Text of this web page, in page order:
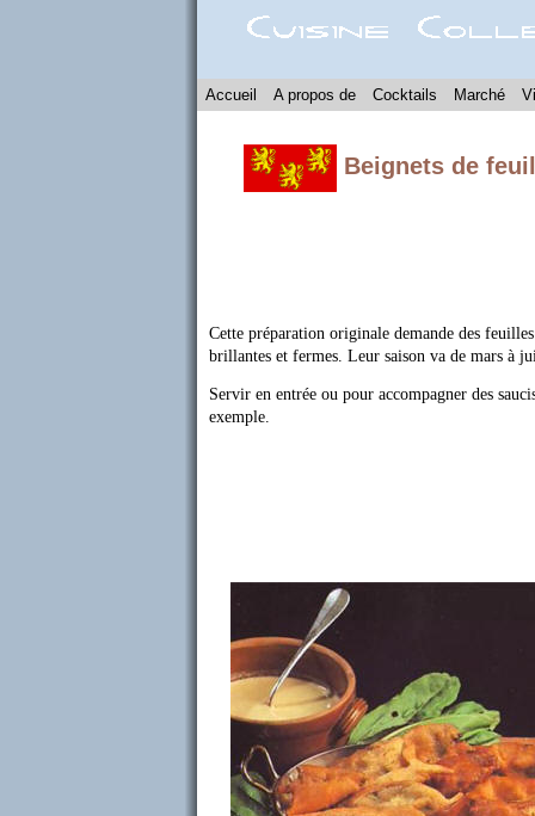
Accueil A propos de Cocktails Marché
Beignets de
Cette préparation originale demande des
brillantes et fermes. Leur saison va de mars à
Servir en entrée ou pour accompagner des
exemple.